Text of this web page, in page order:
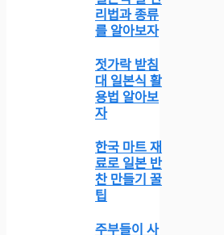
리법과 종류
를 알아보자
젓가락 받침
대 일본식 활
용법 알아보
자
한국 마트 재
료로 일본 반
찬 만들기 꿀
팁
주부들이 사